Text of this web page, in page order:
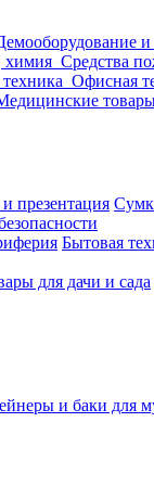
и
химия Средства
Офисная
презентация
Бытовая
для дачи и сада
и баки для